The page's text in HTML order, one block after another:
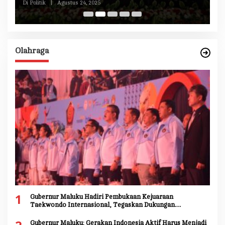
Di Politik Agustus 24, 2025
Olahraga
1
Gubernur Maluku Hadiri Pembukaan Kejuaraan
Taekwondo Internasional, Tegaskan Dukungan
Gubernur Maluku: Gerakan Indonesia Aktif Harus Menjadi